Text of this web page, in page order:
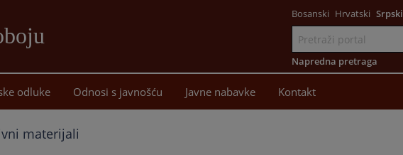
sadržaj
Bosanski Hrvatski Srpski
Napredna pretraga
odluke Odnosi s javnošću Javne nabavke Kontakt
materijali